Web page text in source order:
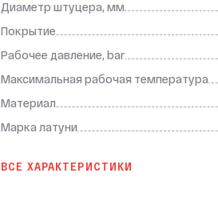
Диаметр штуцера, мм
Покрытие
Рабочее давление, bar
Мaксимальная рабочая температура
Материал
Марка латуни
ВСЕ ХАРАКТЕРИСТИКИ